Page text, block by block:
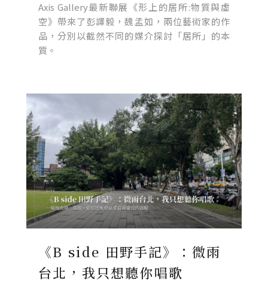
Axis Gallery最新聯展《形上的居所:物質與虛
空》帶來了彭譯毅，魏孟如，兩位藝術家的作
品，分別以截然不同的媒介探討「居所」的本
質。
《B side 田野手記》：微雨
台北，我只想聽你唱歌